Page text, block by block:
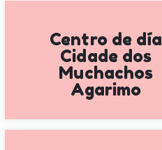
Centro de día
Cidade dos
Muchachos
Agarimo